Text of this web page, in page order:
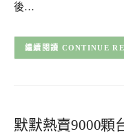
後…
CONTINUE
默默熱賣9000顆